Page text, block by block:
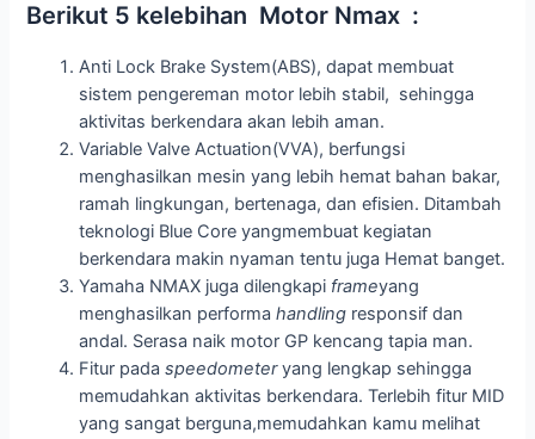
Berikut 5 kelebihan Motor Nmax :
Anti Lock Brake System(ABS), dapat membuat
sistem pengereman motor lebih stabil, sehingga
aktivitas berkendara akan lebih aman.
Variable Valve Actuation(VVA), berfungsi
menghasilkan mesin yang lebih hemat bahan bakar,
ramah lingkungan, bertenaga, dan efisien. Ditambah
teknologi Blue Core yangmembuat kegiatan
berkendara makin nyaman tentu juga Hemat banget.
Yamaha NMAX juga dilengkapi frameyang
menghasilkan performahandling responsif dan
andal. Serasa naik motor GP kencang tapia man.
Fitur padaspeedometeryang lengkap sehingga
memudahkan aktivitas berkendara. Terlebih fitur MID
yang sangat berguna,memudahkan kamu melihat